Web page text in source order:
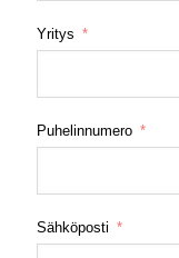
Yritys
Puhelinnumero
Sähköposti